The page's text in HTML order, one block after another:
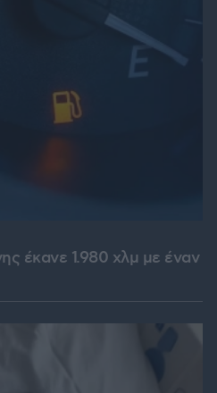
έκανε 1.980 χλμ με έναν